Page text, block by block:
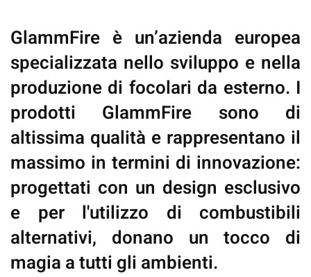
GlammFire è un’azienda europea
specializzata nello sviluppo e nella
produzione di focolari da esterno. I
prodotti GlammFire sono di
altissima qualità e rappresentano il
massimo in termini di innovazione:
progettati con un design esclusivo
e per l'utilizzo di combustibili
alternativi, donano un tocco di
magia a tutti gli ambienti.